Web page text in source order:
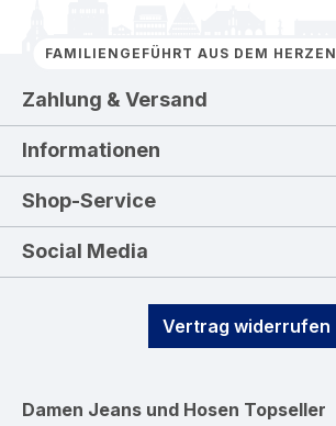
FAMILIENGEFÜHRT AUS DEM
Zahlung & Versand
Informationen
Shop-Service
Social Media
Vertrag widerrufen
Damen Jeans und Hosen Topseller